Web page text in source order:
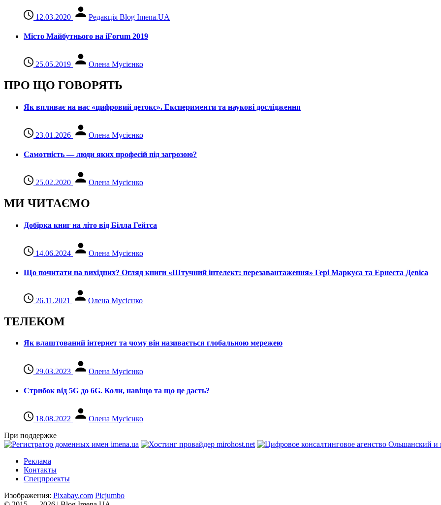
12.03.2020 Редакція Blog Imena.UA
Місто Майбутнього на iForum 2019
25.05.2019 Олена Мусієнко
ПРО ЩО ГОВОРЯТЬ
Як впливає на нас «цифровий детокс». Експерименти та наукові дослідження
23.01.2026 Олена Мусієнко
Самотність — люди яких професій під загрозою?
25.02.2020 Олена Мусієнко
МИ ЧИТАЄМО
Добірка книг на літо від Білла Гейтса
14.06.2024 Олена Мусієнко
Що почитати на вихідних? Огляд книги «Штучний інтелект: перезавантаження» Гері Маркуса та Ернеста Девіса
26.11.2021 Олена Мусієнко
ТЕЛЕКОМ
Як влаштований інтернет та чому він називається глобальною мережею
29.03.2023 Олена Мусієнко
Стрибок від 5G до 6G. Коли, навіщо та що це даcть?
18.08.2022
Олена Мусієнко
При поддержке
Реклама
Контакты
Спецпроекты
Изображения: Pixabay.com Picjumbo